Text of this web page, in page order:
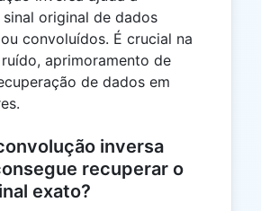
original de dados
convoluídos. É crucial na
aprimoramento de
de dados em
inversa
recuperar o
exato?